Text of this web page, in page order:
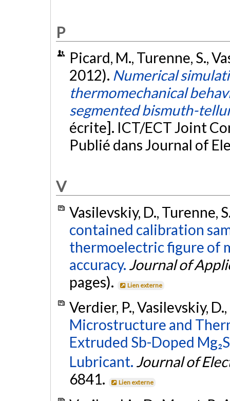
P
Picard, M., Turenne, S.,
2012). Numerical
thermomechanical
segmented bismuth-
écrite]. ICT/ECT Joint
Publié dans Journal of
V
Vasilevskiy, D., Turenne,
contained calibration
thermoelectric figure of
accuracy. Journal of
pages).
Lien externe
Verdier, P., Vasilevskiy,
Microstructure and
Extruded Sb-Doped
Lubricant. Journal of
6841.
Lien externe